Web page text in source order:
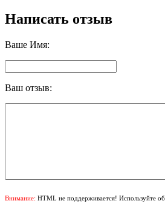
Написать отзыв
Ваше Имя:
Ваш отзыв:
Внимание: HTML не поддерживается! Используйте